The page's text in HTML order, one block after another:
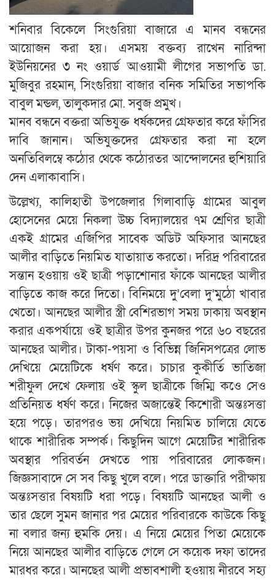
শনিবার বিকেলে সিংগুরিয়া বাজারে এ মানব বন্ধনের
আয়োজন করা হয়। এসময় বক্তব্য রাখেন নারিন্দা
ইউনিয়নের ৩ নং ওয়ার্ড আওয়ামী লীগের সভাপতি ডা.
মুজিবুর রহমান, সিংগুরিয়া বাজার বনিক সমিতির সভাপকি
বাবুল মন্ডল, তালুকদার মো. সবুজ প্রমুখ।
মানব বন্ধনে বক্তরা অভিযুক্ত ধর্ষকদের গ্রেফতার করে ফাঁসির
দাবি জানান। অভিযুক্তদের গ্রেফতার করা না হলে
অনতিবিলম্বে কঠোর থেকে কঠোরতর আন্দোলনের হুশিয়ারি
দেন এলাকাবাসি।
উল্লেখ্য, কালিহাতী উপজেলার গিলাবাড়ি গ্রামের আবুল
হোসেনের মেয়ে নিকলা উচ্চ বিদ্যালয়ের ৭ম শ্রেণির ছাত্রী
একই গ্রামের এজিপির সাবেক অডিট অফিসার আনছের
আলীর বাড়িতে নিয়মিত যাতায়াত করতো। দরিদ্র পরিবারের
সন্তান হওয়ায় ওই ছাত্রী পড়াশোনার ফাঁকে আনছের আলীর
বাড়িতে কাজ করে দিতো। বিনিময়ে দু’বেলা দু’মুঠো খাবার
খেতো। আনছের আলীর স্ত্রী বেশিরভাগ সময় ঢাকায় অবস্থান
করার একপর্যায়ে ওই ছাত্রীর উপর কুনজর পরে ৬০ বছরের
আনছের আলীর। টাকা-পয়সা ও বিভিন্ন জিনিসপত্রের লোভ
দেখিয়ে মেয়েটিকে ধর্ষণ করে। চাচার কুকীর্তি ভাতিজা
শরীফুল দেখে ফেলায় ওই স্কুল ছাত্রীকে জিম্মি কওে সেও
প্রতিনিয়ত ধর্ষণ করে। নিজের অজান্তেই কিশোরী অন্তঃসত্তা
হয়ে পড়ে। তারপরও ভয় দেখিয়ে নিয়মিত চালিয়ে যেতে
থাকে শারীরিক সম্পর্ক। কিছুদিন আগে মেয়েটির শারীরিক
অবস্থার পরিবর্তন দেখতে পায় পরিবারের লোকজন।
জিজ্ঞসাবাদে সে সব কিছু খুলে বলে। পরে ডাক্তারি পরীক্ষায়
অন্তঃসত্তার বিষয়টি ধরা পড়ে। বিষয়টি আনছের আলী ও
তার ছেলে সুমন জানার পর মেয়ের পরিবারকে কাউকে কিছু
না বলার জন্য হুমকি দেয়। এ নিয়ে মেয়ের পিতা মেয়েকে
নিয়ে আনছের আলীর বাড়িতে গেলে সে কয়েক দফা তাদের
মারধর করে। আনছের আলী প্রভাবশালী হওয়ায় নীরবে সহ্য